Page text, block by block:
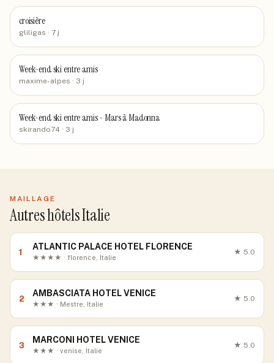
croisière
gliligas · 7 j
Week-end ski entre amis
maxime-alpes · 3 j
Week-end ski entre amis - Mars à Madonna
skirando74 · 3 j
MAILLAGE
Autres hôtels Italie
1
ATLANTIC PALACE HOTEL FLORENCE
★★★★ · florence, Italie
★ 5.0
2
AMBASCIATA HOTEL VENICE
★★★ · Mestre, Italie
★ 5.0
3
MARCONI HOTEL VENICE
★★★ · venise, Italie
★ 5.0